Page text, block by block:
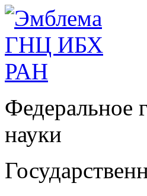
Федеральное
науки